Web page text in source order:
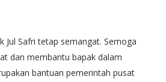
Jul Safri tetap semangat. Semoga
dan membantu bapak dalam
bantuan pemerintah pusat